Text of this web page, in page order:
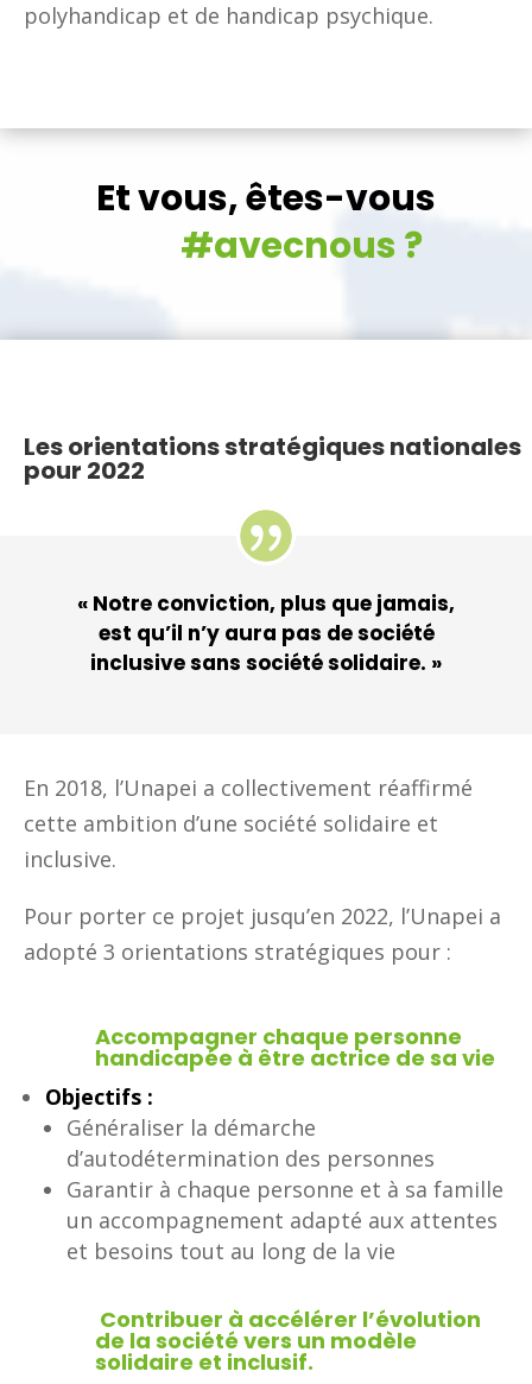
polyhandicap et de handicap psychique.
Et vous, êtes-vous
#avecnous ?
Les orientations stratégiques nationales
pour 2022
« Notre conviction, plus que jamais,
est qu’il n’y aura pas de société
inclusive sans société solidaire. »
En 2018, l’Unapei a collectivement réaffirmé
cette ambition d’une société solidaire et
inclusive.
Pour porter ce projet jusqu’en 2022, l’Unapei a
adopté 3 orientations stratégiques pour :
Accompagner chaque personne
handicapée à être actrice de sa vie
Objectifs :
Généraliser la démarche
d’autodétermination des personnes
Garantir à chaque personne et à sa famille
un accompagnement adapté aux attentes
et besoins tout au long de la vie
Contribuer à accélérer l’évolution
de la société vers un modèle
solidaire et inclusif.